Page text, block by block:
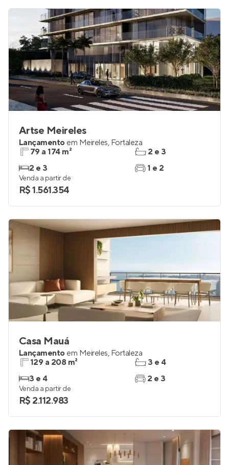
Artse Meireles
Lançamento em Meireles, Fortaleza
79 a 174 m²
2 e 3
2 e 3
1 e 2
Venda a partir de
R$ 1.561.354
Casa Mauá
Lançamento em Meireles, Fortaleza
129 a 208 m²
3 e 4
3 e 4
2 e 3
Venda a partir de
R$ 2.112.983